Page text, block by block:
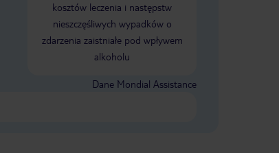
kosztów leczenia i następstw
nieszczęśliwych wypadków o
zdarzenia zaistniałe pod wpływem
alkoholu
Dane Mondial Assistance